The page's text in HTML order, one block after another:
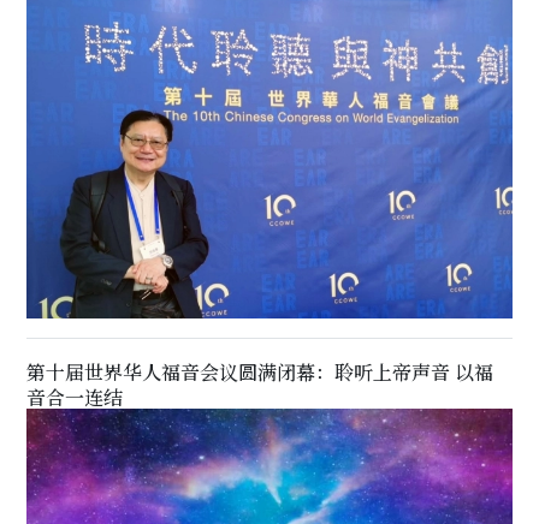
第十届世界华人福音会议圆满闭幕：聆听上帝声音 以福
音合一连结